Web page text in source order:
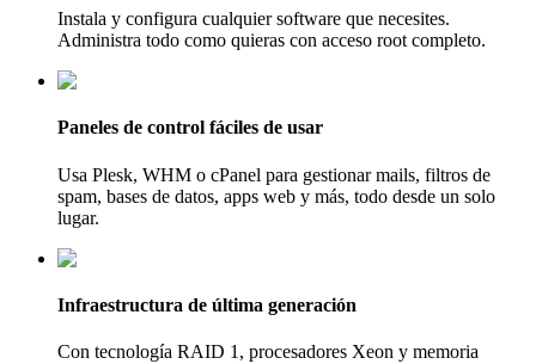
Instala y configura cualquier software que necesites.
Administra todo como quieras con acceso root completo.
Paneles de control fáciles de usar
Usa Plesk, WHM o cPanel para gestionar mails, filtros de
spam, bases de datos, apps web y más, todo desde un solo
lugar.
Infraestructura de última generación
Con tecnología RAID 1, procesadores Xeon y memoria